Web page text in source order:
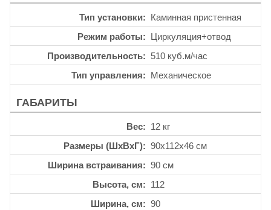
Тип установки
Каминная пристенная
Режим работы
Циркуляция+отвод
Производительность
510 куб.м/час
Тип управления
Механическое
ГАБАРИТЫ
Вес
12 кг
Размеры (ШхВхГ)
90x112x46 см
Ширина встраивания
90 см
Высота, см
112
Ширина, см
90